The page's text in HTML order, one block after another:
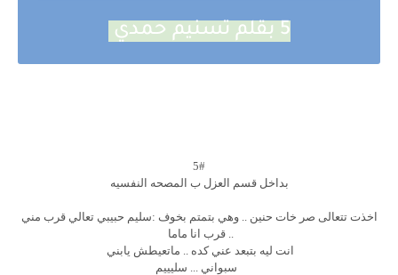
5 بقلم تسنيم حمدي
5#
بداخل قسم العزل ب المصحه النفسيه
اخذت تتعالى صر خات حنين .. وهي بتمتم بخوف :سليم حبيبي تعالي قرب مني
.. قرب انا ماما
انت ليه بتبعد عني كده .. ماتعيطش يابني
سبواني ... سليييم